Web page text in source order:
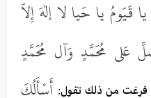
قَيّومُ يا حَيا لا إلهَ إِلاّ
عَلى مُحَمَّدٍ وَآل مُحَمَّدٍ
فرغت من ذلك تقول: أَسْأَلُكَ